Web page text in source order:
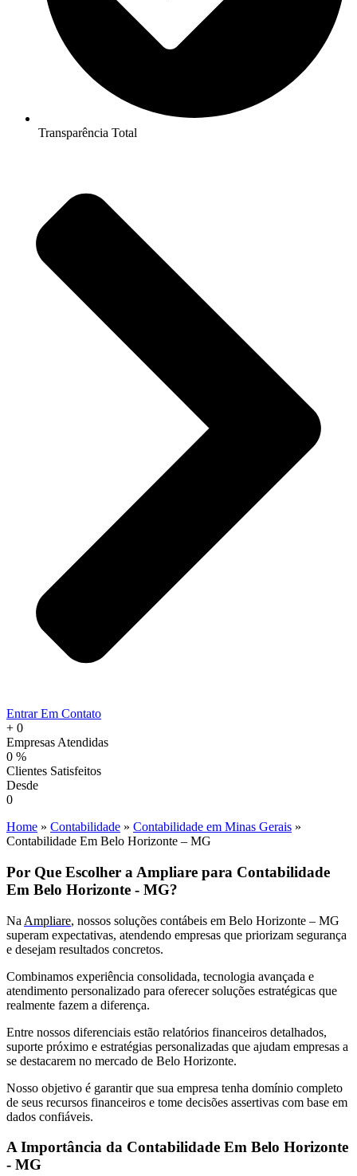
Transparência Total
Entrar Em Contato
+ 0
Empresas Atendidas
0 %
Clientes Satisfeitos
Desde
0
Home » Contabilidade » Contabilidade em Minas Gerais »
Contabilidade Em Belo Horizonte – MG
Por Que Escolher a Ampliare para Contabilidade
Em Belo Horizonte - MG?
Na Ampliare, nossos soluções contábeis em Belo Horizonte – MG
superam expectativas, atendendo empresas que priorizam segurança
e desejam resultados concretos.
Combinamos experiência consolidada, tecnologia avançada e
atendimento personalizado para oferecer soluções estratégicas que
realmente fazem a diferença.
Entre nossos diferenciais estão relatórios financeiros detalhados,
suporte próximo e estratégias personalizadas que ajudam empresas a
se destacarem no mercado de Belo Horizonte.
Nosso objetivo é garantir que sua empresa tenha domínio completo
de seus recursos financeiros e tome decisões assertivas com base em
dados confiáveis.
A Importância da Contabilidade Em Belo Horizonte
- MG